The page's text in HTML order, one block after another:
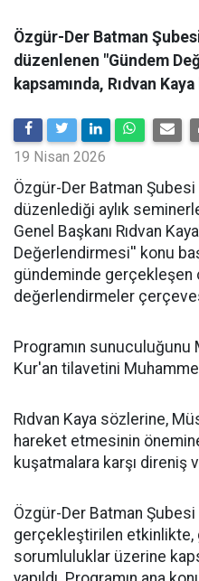
Özgür-Der Batman
düzenlenen "Gündem
kapsamında, Rıdvan
19 Nisan 2026
​Özgür-Der Batman
düzenlediği aylık
Genel Başkanı Rıdvan
Değerlendirmesi'' konu
gündeminde gerçekleşen
değerlendirmeler
Programın
Kur'an tilavetini
Rıdvan Kaya sözlerine,
hareket etmesinin
kuşatmalara karşı direniş
Özgür-Der Batman Şubesi
gerçekleştirilen
sorumluluklar üzerine